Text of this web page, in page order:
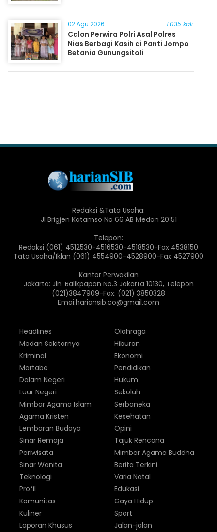
02 Agu 2026 1.035 kali
Calon Perwira Polri Asal Polres
Nias Berbagi Kasih di Panti Jompo
Betania Gunungsitoli
Redaksi &Tata Usaha:
Jl Brigjen Katamso No 66 AB Medan 20151
Telepon:
Redaksi (061) 4512530-4516530-4518530-Fax 4538150
Tata Usaha/Iklan (061) 4554900-4528900-Fax 4527900
Kantor Perwakilan
Jakarta: Jln. Balikpapan No.3 Jakarta 10130, Telepon
(021)3847909-Fax: (021) 3850328
Emai:hariansib.co@gmail.com
Headlines
Medan Sekitarnya
Kriminal
Martabe
Dalam Negeri
Luar Negeri
Olahraga
Hiburan
Ekonomi
Pendidikan
Hukum
Sekolah
Mimbar Agama Islam
Agama Kristen
Lembaran Budaya
Sinar Remaja
Pariwisata
Sinar Wanita
Serbaneka
Kesehatan
Opini
Tajuk Rencana
Mimbar Agama Buddha
Berita Terkini
Teknologi
Profil
Komunitas
Kuliner
Laporan Khusus
Varia Natal
Edukasi
Gaya Hidup
Sport
Jalan-jalan